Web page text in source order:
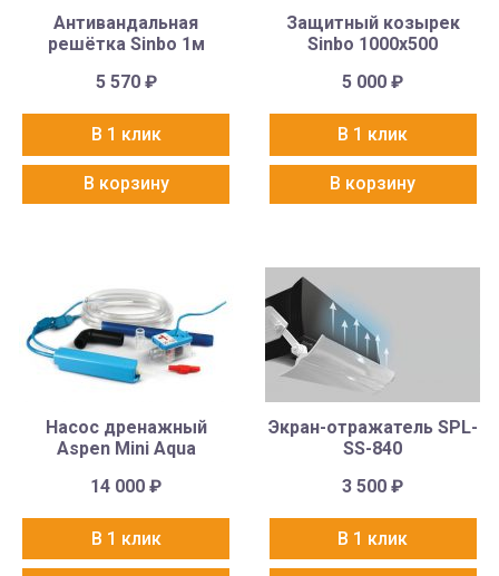
Антивандальная
решётка Sinbo 1м
5 570 ₽
В 1 клик
В корзину
Защитный козырек
Sinbo 1000х500
5 000₽
В 1 клик
В корзину
Насос дренажный
Aspen Mini Aqua
14 000₽
В 1 клик
Экран-отражатель SPL-
SS-840
3 500₽
В 1 клик